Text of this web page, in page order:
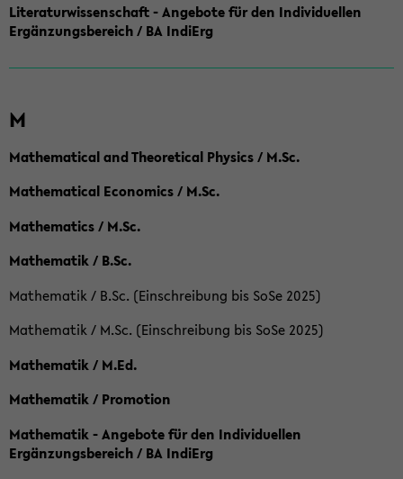
Literaturwissenschaft - Angebote für den Individuellen
Ergänzungsbereich / BA IndiErg
M
Mathematical and Theoretical Physics / M.Sc.
Mathematical Economics / M.Sc.
Mathematics / M.Sc.
Mathematik / B.Sc.
Mathematik / B.Sc. (Einschreibung bis SoSe 2025)
Mathematik / M.Sc. (Einschreibung bis SoSe 2025)
Mathematik / M.Ed.
Mathematik / Promotion
Mathematik - Angebote für den Individuellen
Ergänzungsbereich / BA IndiErg